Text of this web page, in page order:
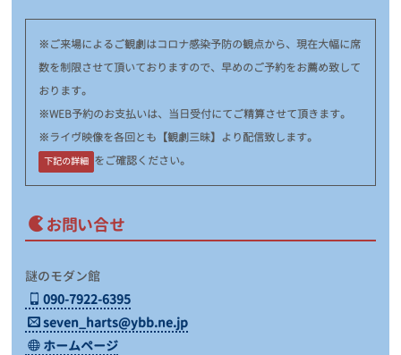
※ご来場によるご観劇はコロナ感染予防の観点から、現在大幅に席
数を制限させて頂いておりますので、早めのご予約をお薦め致して
おります。
※WEB予約のお支払いは、当日受付にてご精算させて頂きます。
※ライヴ映像を各回とも【観劇三昧】より配信致します。
下記の詳細 をご確認ください。
お問い合せ
謎のモダン館
090-7922-6395
seven_harts@ybb.ne.jp
ホームページ